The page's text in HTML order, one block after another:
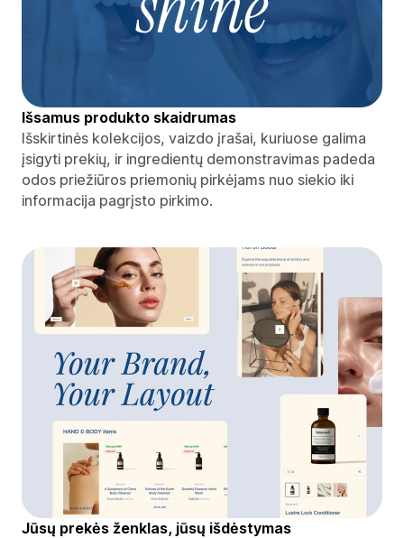
Išsamus produkto skaidrumas
Išskirtinės kolekcijos, vaizdo įrašai, kuriuose galima
įsigyti prekių, ir ingredientų demonstravimas padeda
odos priežiūros priemonių pirkėjams nuo siekio iki
informacija pagrįsto pirkimo.
Jūsų prekės ženklas, jūsų išdėstymas